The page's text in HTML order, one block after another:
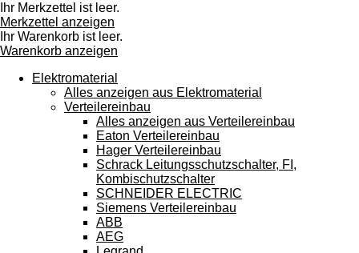
können
Touch-
und
Streichgesten
verwenden.
Ihr Merkzettel ist leer.
Merkzettel anzeigen
Ihr Warenkorb ist leer.
Warenkorb anzeigen
Elektromaterial
Alles anzeigen aus Elektromaterial
Verteilereinbau
Alles anzeigen aus Verteilereinbau
Eaton Verteilereinbau
Hager Verteilereinbau
Schrack Leitungsschutzschalter, FI,
Kombischutzschalter
SCHNEIDER ELECTRIC
Siemens Verteilereinbau
ABB
AEG